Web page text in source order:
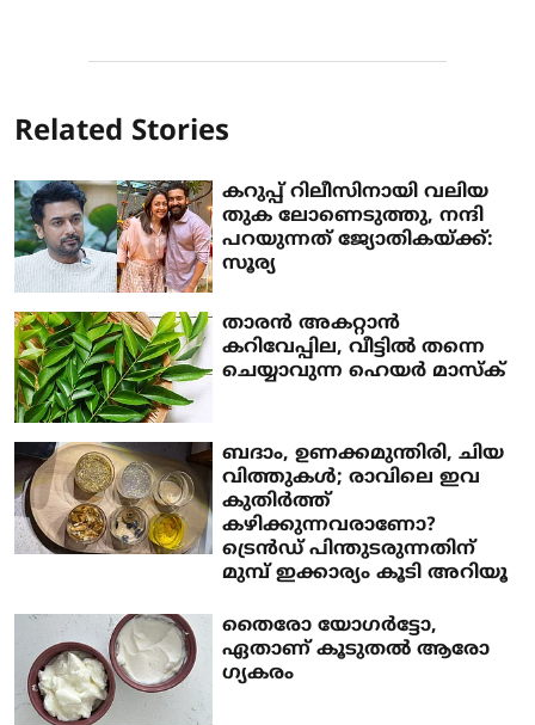
Related Stories
കറുപ്പ് റിലീസിനായി വലിയ
തുക ലോണെടുത്തു, നന്ദി
പറയുന്നത് ജ്യോതികയ്ക്ക്:
സൂര്യ
താരൻ അകറ്റാൻ
കറിവേപ്പില, വീട്ടിൽ തന്നെ
ചെയ്യാവുന്ന ഹെയർ മാസ്ക്
ബദാം, ഉണക്കമുന്തിരി, ചിയ
വിത്തുകൾ; രാവിലെ ഇവ
കുതിർത്ത്
കഴിക്കുന്നവരാണോ?
ട്രെൻഡ് പിന്തുടരുന്നതിന്
മുമ്പ് ഇക്കാര്യം കൂടി അറിയൂ
തൈരോ യോ​ഗർട്ടോ,
ഏതാണ് കൂടുതൽ ആരോ​
ഗ്യകരം